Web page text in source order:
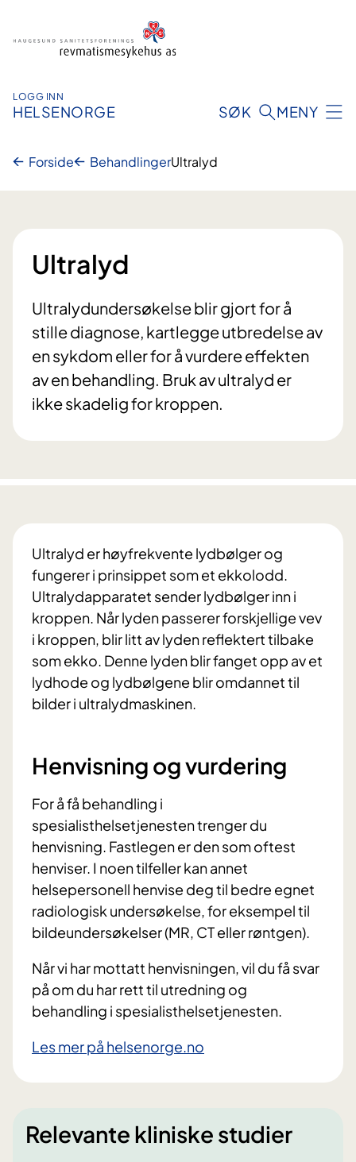
LOGG INN
HELSENORGE SØK MENY
Forside BehandlingerUltralyd
Ultralyd
Ultralydundersøkelse blir gjort for å
stille diagnose, kartlegge utbredelse av
en sykdom eller for å vurdere effekten
av en behandling. Bruk av ultralyd er
ikke skadelig for kroppen.
Ultralyd er høyfrekvente lydbølger og
fungerer i prinsippet som et ekkolodd.
Ultralydapparatet sender lydbølger inn i
kroppen. Når lyden passerer forskjellige vev
i kroppen, blir litt av lyden reflektert tilbake
som ekko. Denne lyden blir fanget opp av et
lydhode og lydbølgene blir omdannet til
bilder i ultralydmaskinen.
Henvisning og vurdering
For å få behandling i
spesialisthelsetjenesten trenger du
henvisning. Fastlegen er den som oftest
henviser. I noen tilfeller kan annet
helsepersonell henvise degtil bedre egnet
radiologisk undersøkelse,for eksempel til
bildeundersøkelser (MR, CT eller røntgen).
Når vi har mottatt henvisningen, vil du få svar
på om du har rett til utredning og
behandling i spesialisthelsetjenesten.
Les mer på helsenorge.no
Relevante kliniske studier